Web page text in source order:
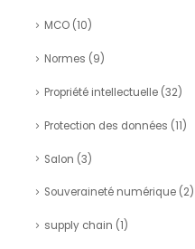
MCO(10)
Normes (9)
Propriété intellectuelle(32)
Protection des données (11)
Salon (3)
Souveraineté numérique(2)
supply chain (1)